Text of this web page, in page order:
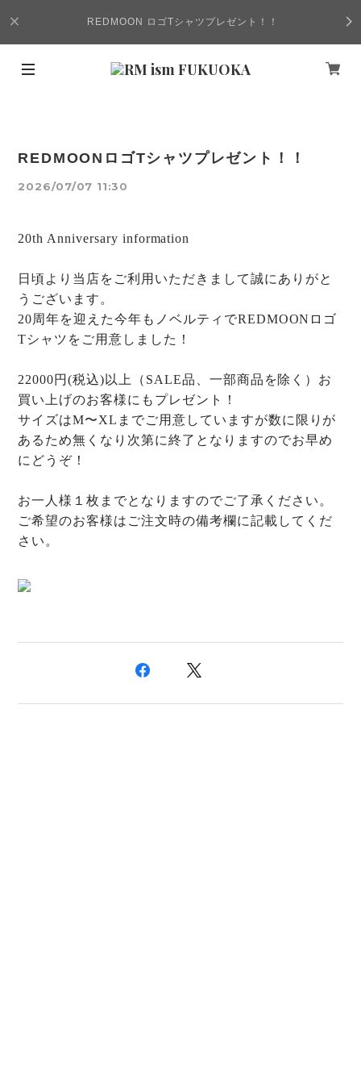
REDMOON ロゴTシャツプレゼント！！
REDMOONロゴTシャツプレゼント！！
2026/07/07 11:30
20th Anniversary information
日頃より当店をご利用いただきまして誠にありがと
うございます。
20周年を迎え た今年もノベルティでREDMOON ロゴ
Tシャツをご用意しました！
22000円(税込)以上（ SALE品 、一部商品 を除く）お
買い上げのお客様にもプレゼント！
サイズはM〜XL までご用意していますが数に限りが
あるため無くなり次第に終了となりますのでお早め
にどうぞ！
お一人様１枚までとなりますのでご了承ください。
ご希望のお客様はご注文時の備考欄に記載してくだ
さい。